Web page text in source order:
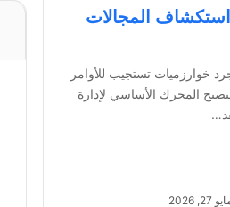
استكشاف المجالات
خوارزميات تستجيب للأوامر
المحرك الأساسي لإدارة
27, 2026